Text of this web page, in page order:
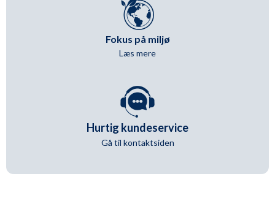
Fokus på miljø
Læs mere
Hurtig kundeservice
Gå til kontaktsiden